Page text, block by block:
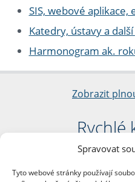
Spravovat
Tyto webové stránky používají
SIS, webové aplikace,
Katedry, ústavy a
Harmonogram ak.
Zobrazit
Rychlé
nám. Jana